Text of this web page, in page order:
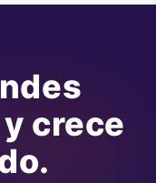
crece